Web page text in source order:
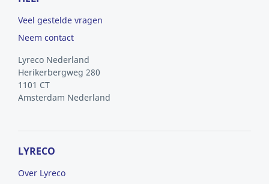
Veel gestelde vragen
Neem contact
Lyreco Nederland
Herikerbergweg 280
1101 CT
Amsterdam Nederland
LYRECO
Over Lyreco